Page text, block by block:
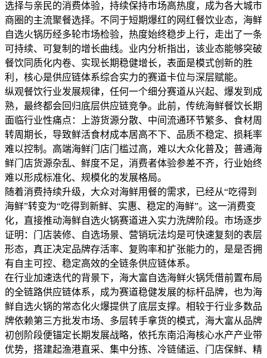
选择与亲民的消费体验，持续保持市场高热度，成为各大城市
商圈的主流聚餐选择。不同于短期爆红的网红餐饮业态，海鲜
自选火锅历经多轮市场检验，热度始终稳步上行，走出了一条
可持续、可复制的增长曲线。业内分析指出，该业态能够突破
餐饮同质化内卷、实现长期稳健增长，表面是模式创新的胜
利，核心是供应链体系综合实力的赛道卡位与深层赋能。
纵观餐饮行业发展规律，任何一个细分赛道从兴起、爆发到成
熟，最终都会回归底层供应链竞争。此前，传统海鲜餐饮长期
面临行业性痛点：上游货源分散、中间流通环节繁多、食材周
转周期长，导致鲜活食材成本居高不下、品质不稳定、损耗率
难以控制。高端海鲜门店门槛过高，难以大众化普及；普通海
鲜门店货源杂乱、鲜度不足，消费者体验参差不齐，行业始终
难以形成标准化、规模化的发展格局。
随着消费持续升级，大众对海鲜用餐的需求，已经从“吃得到
海鲜”转变为“吃得到新鲜、实惠、稳定的海鲜”。这一消费变
化，直接推动海鲜自选火锅赛道进入实力洗牌阶段。市场逐步
证明：门店装修、自选场景、营销玩法均是可快速复刻的表层
形态，真正决定品牌存活率、复购率和扩张能力的，是是否拥
有自主可控、稳定高效的全链条供应链体系。
在行业加速迭代的背景下，海大富自选海鲜火锅凭借前置布局
的全链路供应链体系，成为赛道稳健发展的标杆品牌，也为海
鲜自选火锅的常态化火爆提供了底层支撑。相较于行业多数品
牌依赖第三方批发市场、多层转手拿货的模式，海大富从品牌
初创阶段便锚定长期发展战略，依托东南沿海核心水产产业带
优势，搭建起渔港直采、集中分拣、冷链储运、门店保鲜、精